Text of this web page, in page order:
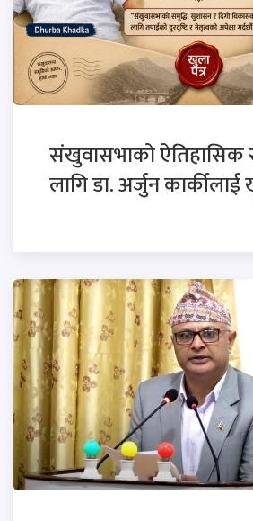
संखुवासभाको ऐतिहासिक
लागि डा. अर्जुन कार्कीलाई